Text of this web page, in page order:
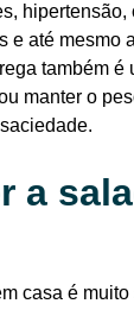
hipertensão,
e até mesmo
também é
manter o
a
casa é